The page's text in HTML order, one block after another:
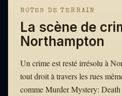
NOTES DE TERRAIN
La scène de
Northampton
Un crime est resté irrésolu à
tout droit à travers les rues
comme Murder Mystery: